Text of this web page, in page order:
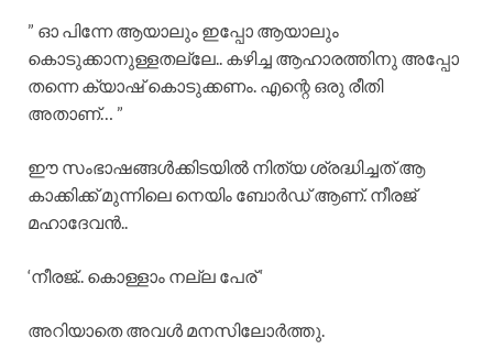
” ഓ പിന്നേ ആയാലും ഇപ്പോ ആയാലും
കൊടുക്കാനുള്ളതല്ലേ.. കഴിച്ച ആഹാരത്തിനു അപ്പോ
തന്നെ ക്യാഷ് കൊടുക്കണം. എന്റെ ഒരു രീതി
അതാണ്… ”
ഈ സംഭാഷങ്ങൾക്കിടയിൽ നിത്യ ശ്രദ്ധിച്ചത് ആ
കാക്കിക്ക് മുന്നിലെ നെയിം ബോർഡ് ആണ്. നീരജ്
മഹാദേവൻ..
‘നീരജ്.. കൊള്ളാം നല്ല പേര് ‘
അറിയാതെ അവൾ മനസിലോർത്തു.